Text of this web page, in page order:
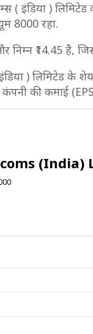
इंडिया ) लिमिटेड
8000 रहा.
निम्न ₹14.45 है,
) लिमिटेड के
की कमाई
(India)